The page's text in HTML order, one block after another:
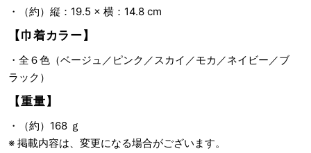
・（約）縦：19.5 × 横：14.8 cm
【巾着カラー】
・全６色（ベージュ／ピンク／スカイ／モカ／ネイビー／ブ
ラック）
【重量】
・（約）168 ｇ
※ 掲載内容は、変更になる場合がございます。